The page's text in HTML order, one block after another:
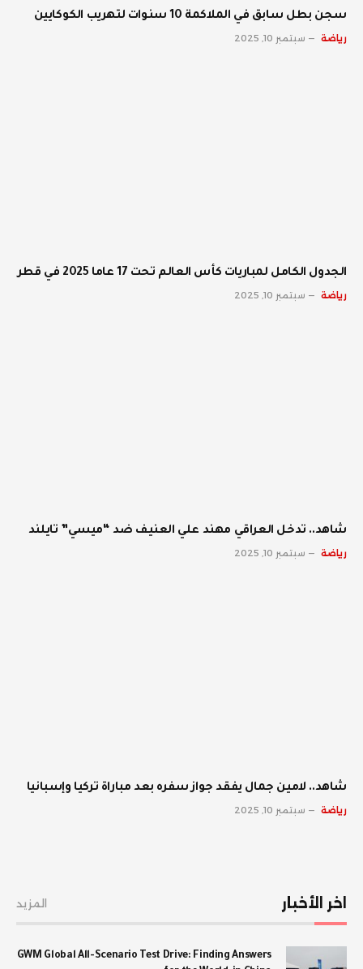
سجن بطل سابق في الملاكمة 10 سنوات لتهريب الكوكايين
رياضة سبتمبر 10, 2025
الجدول الكامل لمباريات كأس العالم تحت 17 عاما 2025 في قطر
رياضة سبتمبر 10, 2025
شاهد.. تدخل العراقي مهند علي العنيف ضد “ميسي” تايلند
رياضة سبتمبر 10, 2025
شاهد.. لامين جمال يفقد جواز سفره بعد مباراة تركيا وإسبانيا
رياضة سبتمبر 10, 2025
اخر الأخبار المزيد
GWM Global All-Scenario Test Drive: Finding Answers